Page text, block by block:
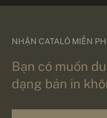
NHẬN CATALÔ MIỄN
Bạn có muốn
dạng bản in